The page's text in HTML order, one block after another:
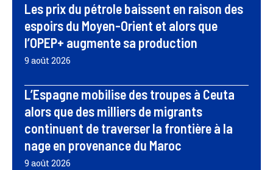
Les prix du pétrole baissent en raison des
espoirs du Moyen-Orient et alors que
l’OPEP+ augmente sa production
9 août 2026
L’Espagne mobilise des troupes à Ceuta
alors que des milliers de migrants
continuent de traverser la frontière à la
nage en provenance du Maroc
9 août 2026